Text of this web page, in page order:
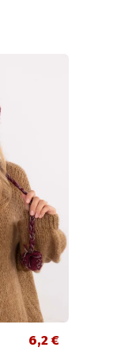
6,2 €